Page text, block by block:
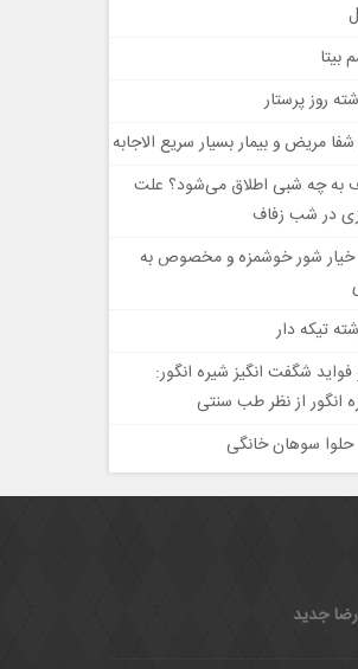
روز پرستار
مریض و بیمار بسیار سریع الاجابه
به چه شبی اطلاق می‌شود؟ علت
در شب زفاف
خیار شور خوشمزه و مخصوص به
تیکه دار
شگفت انگیز شیره انگور:
از نظر طب سنتی
حلوا سوهان خانگی
جدید